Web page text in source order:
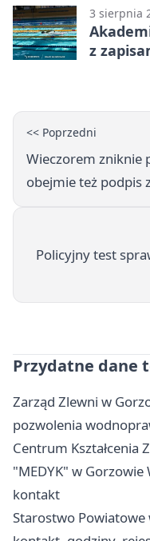
3 sierpnia
z
<< Poprzedni
Wieczorem zniknie
obejmie też podpis
Policyjny test
Przydatne dane
Zarząd Zlewni w
pozwolenia
Centrum Kształcenia
"MEDYK" w
kontakt
Starostwo